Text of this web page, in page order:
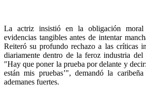
La actriz insistió en la obligación
evidencias tangibles antes de intentar
Reiteró su profundo rechazo a las críticas
diariamente dentro de la feroz industria del
"Hay que poner la prueba por delante y
están mis pruebas’", demandó la
ademanes fuertes.